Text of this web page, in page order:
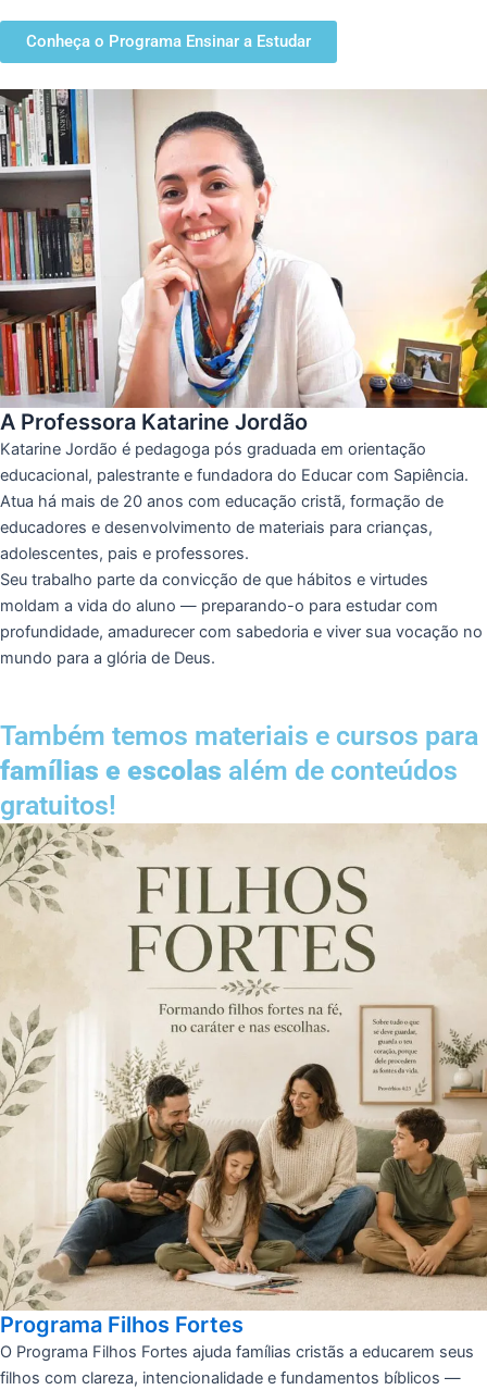
Conheça o Programa Ensinar a Estudar
A Professora Katarine Jordão
Katarine Jordão é pedagoga pós graduada em orientação
educacional, palestrante e fundadora do Educar com Sapiência.
Atua há mais de 20 anos com educação cristã, formação de
educadores e desenvolvimento de materiais para crianças,
adolescentes, pais e professores.
Seu trabalho parte da convicção de que hábitos e virtudes
moldam a vida do aluno — preparando-o para estudar com
profundidade, amadurecer com sabedoria e viver sua vocação no
mundo para a glória de Deus.
Também temos materiais e cursos para
famílias e escolas além de conteúdos
gratuitos!
Programa Filhos Fortes
O Programa Filhos Fortes ajuda famílias cristãs a educarem seus
filhos com clareza, intencionalidade e fundamentos bíblicos —